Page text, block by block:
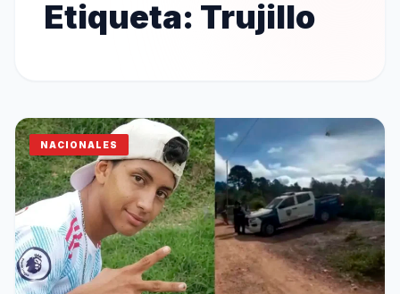
Etiqueta: Trujillo
NACIONALES